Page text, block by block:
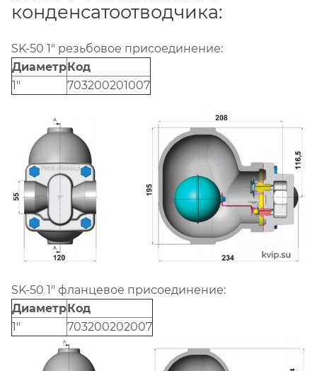
конденсатоотводчика:
SK-50 1" резьбовое присоединение:
ДиаметрКод
1"
703200201007
SK-50 1" фланцевое присоединение:
ДиаметрКод
1"
703200202007